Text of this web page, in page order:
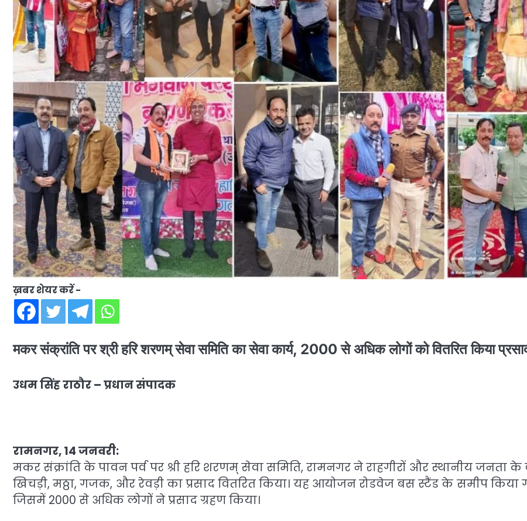
ख़बर शेयर करें -
मकर संक्रांति पर श्री हरि शरणम् सेवा समिति का सेवा कार्य, 2000 से अधिक लोगों को वितरित किया
उधमसिंहराठौर –प्रधानसंपादक
रामनगर, 14 जनवरी:
मकर संक्रांति के पावन पर्व पर श्री हरि शरणम् सेवा समिति, रामनगर ने राहगीरों और स्थानीय जनता के
खिचड़ी, मठ्ठा, गजक, और रेवड़ी का प्रसाद वितरित किया। यह आयोजन रोडवेज बस स्टैंड के समीप किया
जिसमें 2000 से अधिक लोगों ने प्रसाद ग्रहण किया।